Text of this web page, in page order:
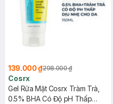
139.000 ₫298.000 ₫
Cosrx
Gel Rửa Mặt Cosrx Tràm Trà,
0.5% BHA Có Độ pH Thấp